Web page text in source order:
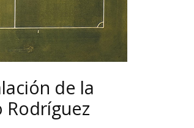
de la
Rodríguez